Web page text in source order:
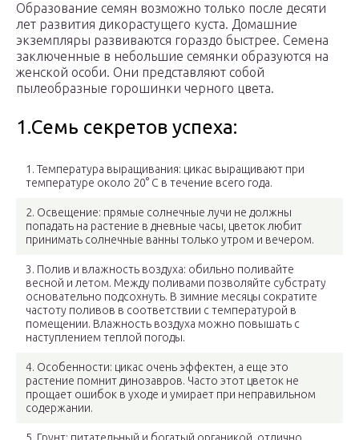
Образование семян возможно только после десяти
лет развития дикорастущего куста. Домашние
экземпляры развиваются гораздо быстрее. Семена
заключенные в небольшие семянки образуются на
женской особи. Они представляют собой
пылеобразные горошинки черного цвета.
1.Семь секретов успеха:
1. Температура выращивания: цикас выращивают при
температуре около 20° С в течение всего года.
2. Освещение: прямые солнечные лучи не должны
попадать на растение в дневные часы, цветок любит
принимать солнечные ванны только утром и вечером.
3. Полив и влажность воздуха: обильно поливайте
весной и летом. Между поливами позволяйте субстрату
основательно подсохнуть. В зимние месяцы сократите
частоту поливов в соответствии с температурой в
помещении. Влажность воздуха можно повышать с
наступлением теплой погоды.
4. Особенности: цикас очень эффектен, а еще это
растение помнит динозавров. Часто этот цветок не
прощает ошибок в уходе и умирает при неправильном
содержании.